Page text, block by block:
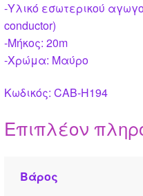
-Υλικό εσωτερικού
conductor)
-Μήκος: 20m
-Χρώμα: Μαύρο
Κωδικός: CAB-H194
Επιπλέον
Βάρος